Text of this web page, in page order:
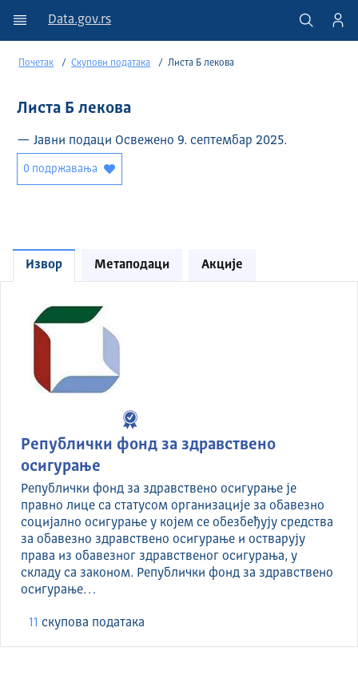
Data.gov.rs
Почетак Скупови података Листа Б лекова
Листа Б лекова
— Јавни подаци Освежено 9. септембар 2025.
0 подржавања
Извор Метаподаци Акције
Републички фонд за здравствено
осигурање
Републички фонд за здравствено осигурање је
правно лице са статусом организације за обавезно
социјално осигурање у којем се обезбеђују средства
за обавезно здравствено осигурање и остварују
права из обавезног здравственог осигурања, у
складу са законом. Републички фонд за здравствено
осигурање…
11 скуповa података